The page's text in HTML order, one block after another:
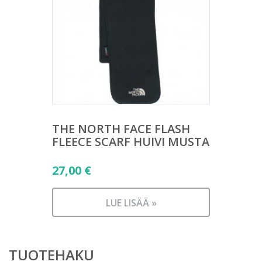
THE NORTH FACE FLASH
FLEECE SCARF HUIVI MUSTA
27,00 €
LUE LISÄÄ »
TUOTEHAKU